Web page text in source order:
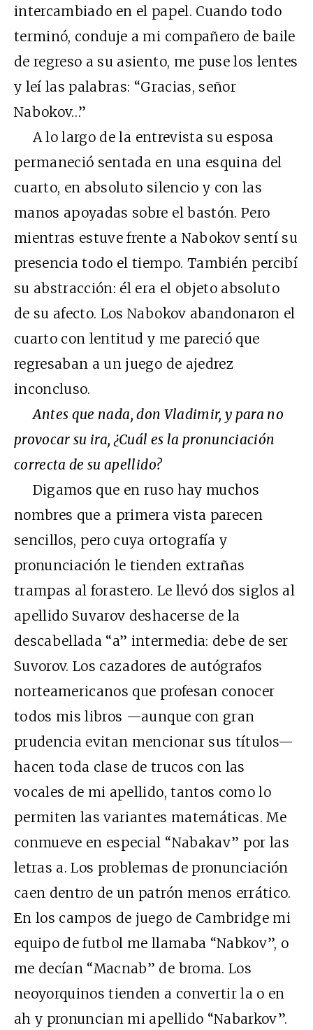
intercambiado en el papel. Cuando todo
terminó, conduje a mi compañero de baile
de regreso a su asiento, me puse los lentes
y leí las palabras: “Gracias, señor
Nabokov…”
A lo largo de la entrevista su esposa
permaneció sentada en una esquina del
cuarto, en absoluto silencio y con las
manos apoyadas sobre el bastón. Pero
mientras estuve frente a Nabokov sentí su
presencia todo el tiempo. También percibí
su abstracción: él era el objeto absoluto
de su afecto. Los Nabokov abandonaron el
cuarto con lentitud y me pareció que
regresaban a un juego de ajedrez
inconcluso.
Antes que nada, don Vladimir, y para no
provocar su ira, ¿Cuál es la pronunciación
correcta de su apellido?
Digamos que en ruso hay muchos
nombres que a primera vista parecen
sencillos, pero cuya ortografía y
pronunciación le tienden extrañas
trampas al forastero. Le llevó dos siglos al
apellido Suvarov deshacerse de la
descabellada “a” intermedia: debe de ser
Suvorov. Los cazadores de autógrafos
norteamericanos que profesan conocer
todos mis libros —aunque con gran
prudencia evitan mencionar sus títulos—
hacen toda clase de trucos con las
vocales de mi apellido, tantos como lo
permiten las variantes matemáticas. Me
conmueve en especial “Nabakav” por las
letras a. Los problemas de pronunciación
caen dentro de un patrón menos errático.
En los campos de juego de Cambridge mi
equipo de futbol me llamaba “Nabkov”, o
me decían “Macnab” de broma. Los
neoyorquinos tienden a convertir la o en
ah y pronuncian mi apellido “Nabarkov”.